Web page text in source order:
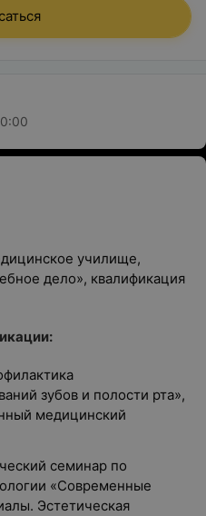
училище,
дело», квалификация
зубов и полости рта»,
медицинский
семинар по
«Современные
Эстетическая